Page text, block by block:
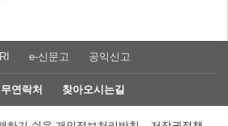
e-신문고 공익신고
연락처 찾아오시는길